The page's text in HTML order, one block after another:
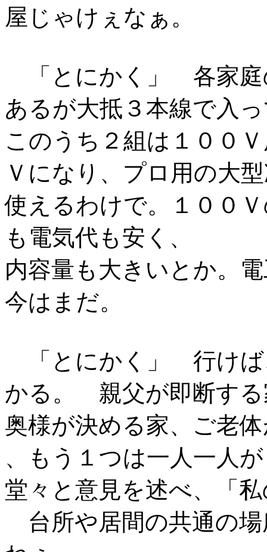
屋じゃけぇなぁ。
「とにかく」 各家庭
あるが大抵３本線で入
このうち２組は１００
Ｖになり、プロ用の大
使えるわけで。１００
も電気代も安く、
内容量も大きいとか。
今はまだ。
「とにかく」 行けば
かる。 親父が即断する
奥様が決める家、ご老
、もう１つは一人一人が
堂々と意見を述べ、「
台所や居間の共通の